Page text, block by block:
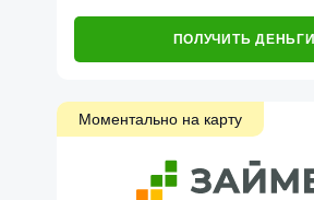
ПОЛУЧИТЬ ДЕНЬГИ
Моментально на карту